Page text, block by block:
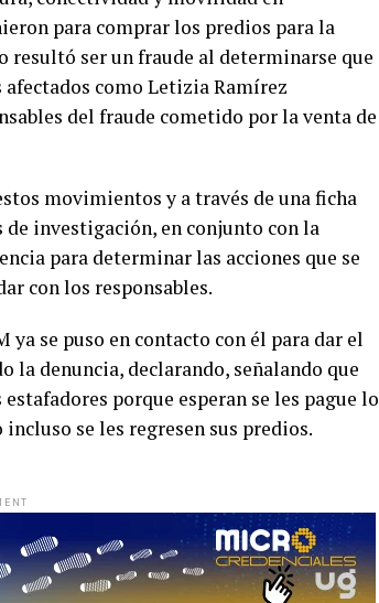
para comprar los predios para la
resultó ser un fraude al determinarse que
como Letizia Ramírez
del fraude cometido por la venta de
movimientos y a través de una ficha
investigación, en conjunto con la
para determinar las acciones que se
con los responsables.
ya se puso en contacto con él para dar el
denuncia, declarando, señalando que
porque esperan se les pague lo
incluso se les regresen sus predios.